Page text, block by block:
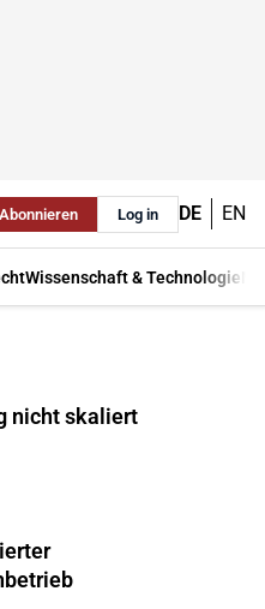
Abonnieren Log in DE EN
Wissenschaft & Technologie
nicht skaliert